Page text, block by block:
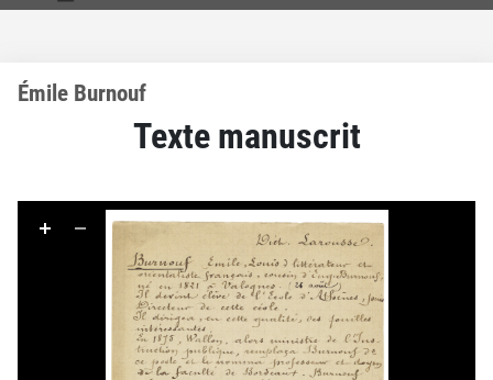
Émile Burnouf
Texte manuscrit